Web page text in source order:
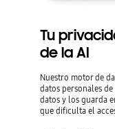
Tu
de la AI
Nuestro motor de
datos personales
datos y los guarda
que dificulta el